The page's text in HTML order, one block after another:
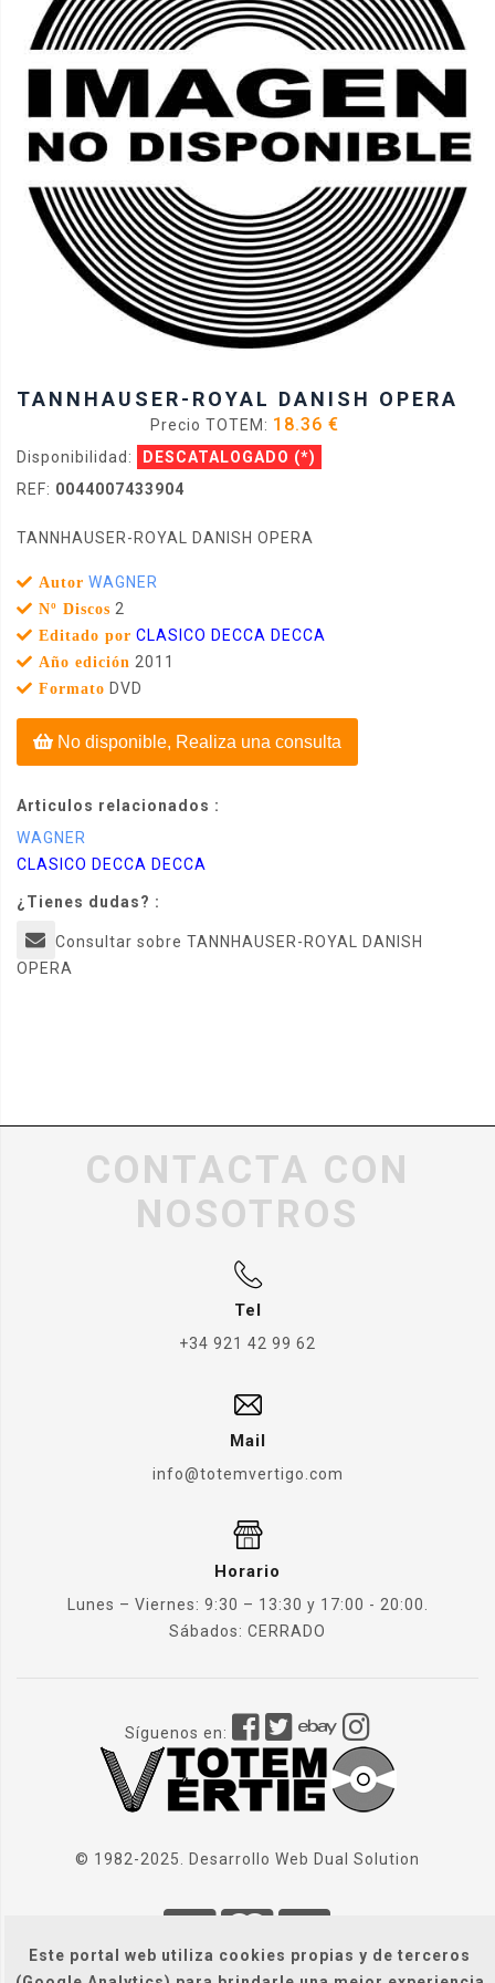
Este portal web utiliza cookies propias y de terceros
TANNHAUSER-ROYAL DANISH OPERA
Precio TOTEM: 18.36 €
Disponibilidad: DESCATALOGADO (*)
REF: 0044007433904
TANNHAUSER-ROYAL DANISH OPERA
Autor WAGNER
Nº Discos 2
Editado por CLASICO DECCA DECCA
Año edición 2011
Formato DVD
No disponible, Realiza una consulta
Articulos relacionados :
WAGNER
CLASICO DECCA DECCA
¿Tienes dudas? :
Consultar sobre TANNHAUSER-ROYAL DANISH
OPERA
CONTACTA CON
NOSOTROS
Tel
+34 921 42 99 62
Mail
info@totemvertigo.com
Horario
Lunes – Viernes: 9:30 – 13:30 y 17:00 - 20:00.
Sábados: CERRADO
Síguenos en:
© 1982-2025. Desarrollo Web Dual Solution